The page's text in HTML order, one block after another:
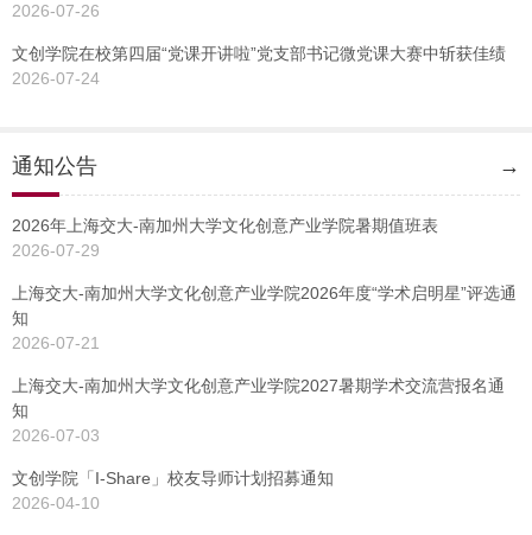
2026-07-26
文创学院在校第四届“党课开讲啦”党支部书记微党课大赛中斩获佳绩
2026-07-24
通知公告 →
2026年上海交大-南加州大学文化创意产业学院暑期值班表
2026-07-29
上海交大-南加州大学文化创意产业学院2026年度“学术启明星”评选通
知
2026-07-21
上海交大-南加州大学文化创意产业学院2027暑期学术交流营报名通
知
2026-07-03
文创学院「I-Share」校友导师计划招募通知
2026-04-10